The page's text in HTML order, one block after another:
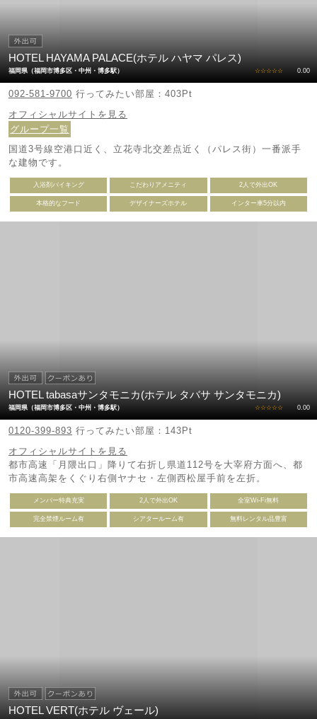
側にございます。
◆都市高速よりお越しのお客様
北九州都市高速黒崎I.C 折尾・中間方面出口⇒ 都市高速黒崎入口交
国道11号線折尾・若松方向に右折⇒ 約3K直進後、陣原3丁目交差点
を右折⇒
約100m先のセブンイレブンを通過したすぐ右側にございます。"
HOTEL HAYAMA PALACE(ホテル ハヤマ パレス)
福岡県（福岡市博多区・中州・博多駅） ☆☆☆☆☆ 0.00
092-581-9700 行ってみたい部屋：403Pt
オフィシャルサイトを見る
グループ一覧
国道3号線空港口近く、立花寺北交差点近く（パレス街）一番派手
な建物です。
入浴剤バイキング こだわりアメニティ 2人で外出OK
本格的なフード デザイナーズホテル インター車5分以内
HOTEL tabasaサンタモニカ(ホテル タバサ サンタモニカ)
福岡県（福岡市博多区・中州・博多駅） ☆☆☆☆☆ 0.00
0120-399-893 行ってみたい部屋：143Pt
オフィシャルサイトを見る
都市高速「月隈出口」降りて右折し県道112号を大宰府方面へ、都
市高速高架をくぐり右側ヤナセ・左側西松屋手前を左折。
メンバー特典充実 2人で外出OK 全室Wi-Fi無料
完全禁煙ルーム有 シアタールーム有 無料レンタル品豊富
HOTEL VERT(ホテル ヴェール)